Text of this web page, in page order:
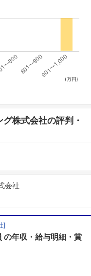
(万円)
株式会社の評判・
会社
]
の年収・給与明細・賞